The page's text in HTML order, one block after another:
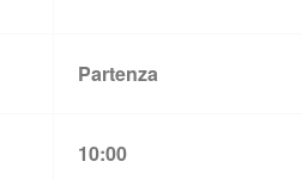
Partenza
10:00